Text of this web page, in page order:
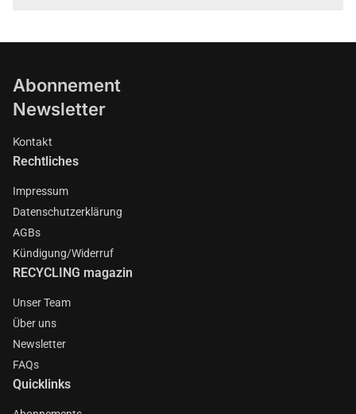
Abonnement
Newsletter
Kontakt
Rechtliches
Impressum
Datenschutzerklärung
AGBs
Kündigung/Widerruf
RECYCLING magazin
Unser Team
Über uns
Newsletter
FAQs
Quicklinks